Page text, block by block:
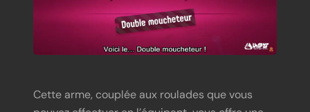
Cette arme, couplée aux roulades que vous